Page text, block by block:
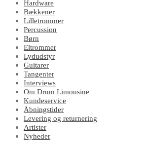
Hardware
Bækkener
Lilletrommer
Percussion
Børn
Eltrommer
Lydudstyr
Guitarer
Tangenter
Interviews
Om Drum Limousine
Kundeservice
Åbningstider
Levering og returnering
Artister
Nyheder